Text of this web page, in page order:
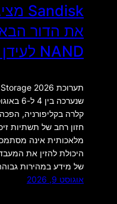
את הדור הבא
NAND לעידן ה-AI
שנערכה
חזון רחב של תשתיות
מלאכותית אינה
היכולת להזין את
של מידע במהירות
אוגוסט 9, 2026